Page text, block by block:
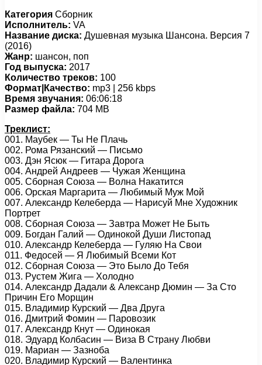
Категория Сборник
Исполнитель: VA
Название диска: Душевная музыка Шансона. Версия 7
(2016)
Жанр: шансон, поп
Год выпуска: 2017
Количество треков: 100
Формат|Качество: mp3 | 256 kbps
Время звучания: 06:06:18
Размер файла: 704 MB
Треклист:
001. Маубек — Ты Не Плачь
002. Рома Рязанский — Письмо
003. Дэн Ясюк — Гитара Дорога
004. Андрей Андреев — Чужая Женщина
005. Сборная Союза — Волна Накатится
006. Орская Маргарита — Любимый Муж Мой
007. Александр Келеберда — Нарисуй Мне Художник
Портрет
008. Сборная Союза — Завтра Может Не Быть
009. Богдан Галий — Одинокой Души Листопад
010. Александр Келеберда — Гуляю На Свои
011. Федосей — Я Любимый Всеми Кот
012. Сборная Союза — Это Было До Тебя
013. Рустем Жига — Холодно
014. Александр Дадали & Алексанр Дюмин — За Сто
Причин Его Морщин
015. Владимир Курский — Два Друга
016. Дмитрий Фомин — Паровозик
017. Александр Кнут — Одинокая
018. Эдуард Колбасин — Виза В Страну Любви
019. Мариан — Зазноба
020. Владимир Курский — Валентинка